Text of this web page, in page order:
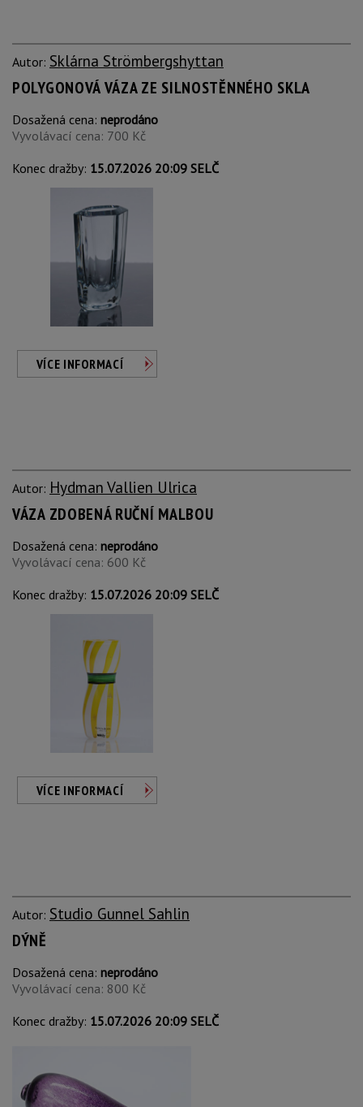
Autor: Sklárna Strömbergshyttan
POLYGONOVÁ VÁZA ZE SILNOSTĚNNÉHO SKLA
Dosažená cena: neprodáno
Vyvolávací cena: 700 Kč
Konec dražby: 15.07.2026 20:09 SELČ
VÍCE INFORMACÍ
Autor: Hydman Vallien Ulrica
VÁZA ZDOBENÁ RUČNÍ MALBOU
Dosažená cena: neprodáno
Vyvolávací cena: 600 Kč
Konec dražby: 15.07.2026 20:09 SELČ
VÍCE INFORMACÍ
Autor: Studio Gunnel Sahlin
DÝNĚ
Dosažená cena: neprodáno
Vyvolávací cena: 800 Kč
Konec dražby: 15.07.2026 20:09 SELČ